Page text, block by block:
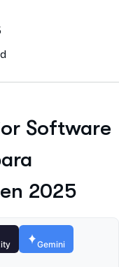
Software
2025
Gemini